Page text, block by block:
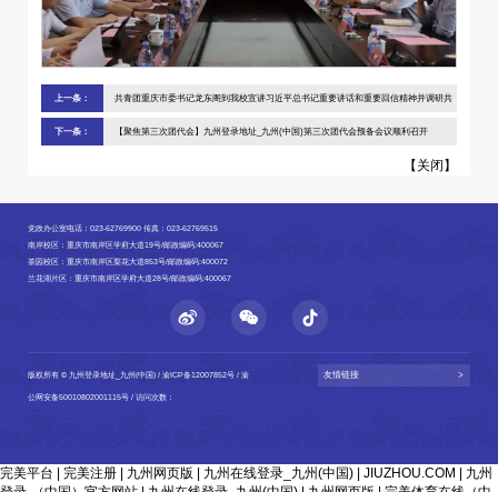
上一条： 共青团重庆市委书记龙东阁到我校宣讲习近平总书记重要讲话和重要回信精神并调研共
青团工作
下一条： 【聚焦第三次团代会】九州登录地址_九州(中国)第三次团代会预备会议顺利召开
【关闭】
党政办公室电话：023-62769900 传真：023-62769515
南岸校区：重庆市南岸区学府大道19号/邮政编码:400067
茶园校区：重庆市南岸区梨花大道853号/邮政编码:400072
兰花湖片区：重庆市南岸区学府大道28号/邮政编码:400067
版权所有 © 九州登录地址_九州(中国) / 渝ICP备12007852号 / 渝
公网安备50010802001115号 / 访问次数：
友情链接 >
完美平台 | 完美注册 | 九州网页版 | 九州在线登录_九州(中国) | JIUZHOU.COM | 九州